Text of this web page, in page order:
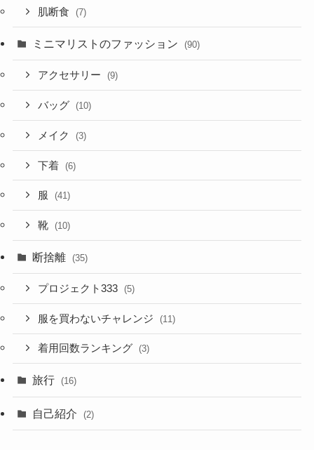
肌断食 (7)
ミニマリストのファッション (90)
アクセサリー (9)
バッグ (10)
メイク (3)
下着 (6)
服 (41)
靴 (10)
断捨離 (35)
プロジェクト333 (5)
服を買わないチャレンジ (11)
着用回数ランキング (3)
旅行 (16)
自己紹介 (2)